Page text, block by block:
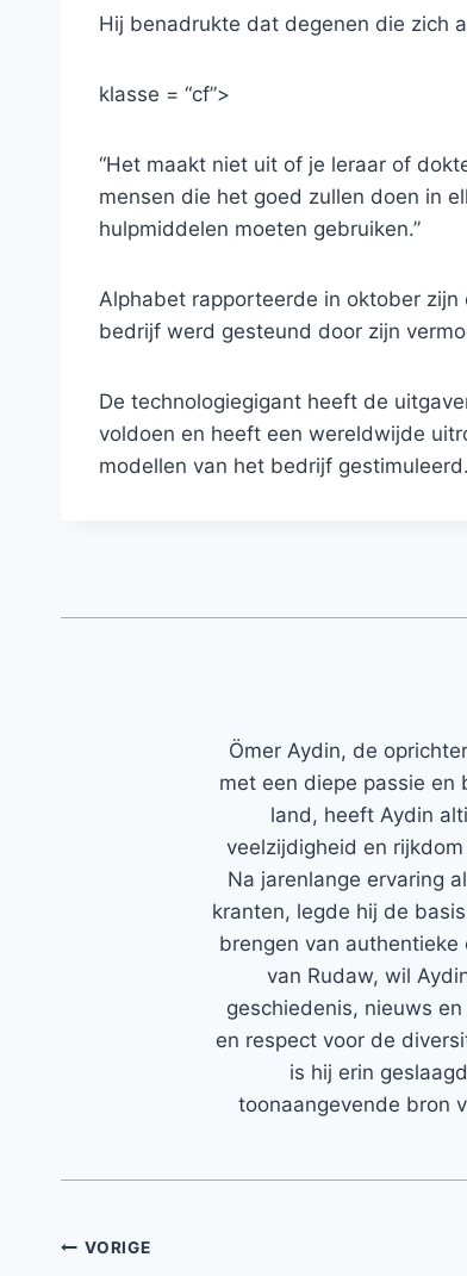
Hij benadrukte dat degenen die zich
klasse = “cf”>
“Het maakt niet uit of je leraar of
mensen die het goed zullen doen in
hulpmiddelen moeten gebruiken.”
Alphabet rapporteerde in oktober
bedrijf werd gesteund door zijn
De technologiegigant heeft de
voldoen en heeft een wereldwijde
modellen van het bedrijf gestimuleerd.
Ömer Aydin, de
met een diepe passie en
land, heeft Aydin
veelzijdigheid en
Na jarenlange ervaring
kranten, legde hij de
brengen van
van Rudaw, wil
geschiedenis, nieuws
en respect voor de
is hij erin
toonaangevende bron
Bericht
VORIGE